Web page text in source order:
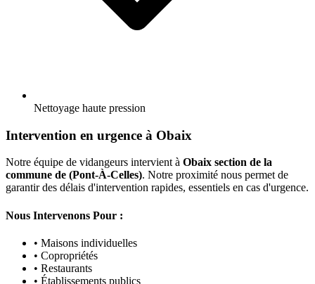
Nettoyage haute pression
Intervention en urgence à Obaix
Notre équipe de vidangeurs intervient à Obaix section de la
commune de (Pont-À-Celles). Notre proximité nous permet de
garantir des délais d'intervention rapides, essentiels en cas d'urgence.
Nous Intervenons Pour :
• Maisons individuelles
• Copropriétés
• Restaurants
• Établissements publics